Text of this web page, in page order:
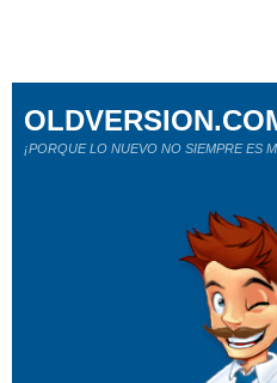
¡PORQUE LO NUEVO NO SIEMPRE ES